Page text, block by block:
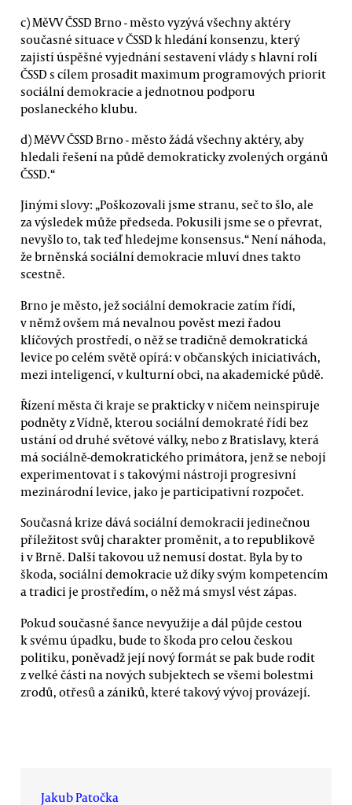
c) MěVV ČSSD Brno - město vyzývá všechny aktéry
současné situace v ČSSD k hledání konsenzu, který
zajistí úspěšné vyjednání sestavení vlády s hlavní rolí
ČSSD s cílem prosadit maximum programových priorit
sociální demokracie a jednotnou podporu
poslaneckého klubu.
d) MěVV ČSSD Brno - město žádá všechny aktéry, aby
hledali řešení na půdě demokraticky zvolených orgánů
ČSSD.“
Jinými slovy: „Poškozovali jsme stranu, seč to šlo, ale
za výsledek může předseda. Pokusili jsme se o převrat,
nevyšlo to, tak teď hledejme konsensus.“ Není náhoda,
že brněnská sociální demokracie mluví dnes takto
scestně.
Brno je město, jež sociální demokracie zatím řídí,
v němž ovšem má nevalnou pověst mezi řadou
klíčových prostředí, o něž se tradičně demokratická
levice po celém světě opírá: v občanských iniciativách,
mezi inteligencí, v kulturní obci, na akademické půdě.
Řízení města či kraje se prakticky v ničem neinspiruje
podněty z Vídně, kterou sociální demokraté řídí bez
ustání od druhé světové války, nebo z Bratislavy, která
má sociálně-demokratického primátora, jenž se nebojí
experimentovat i s takovými nástroji progresivní
mezinárodní levice, jako je participativní rozpočet.
Současná krize dává sociální demokracii jedinečnou
příležitost svůj charakter proměnit, a to republikově
i v Brně. Další takovou už nemusí dostat. Byla by to
škoda, sociální demokracie už díky svým kompetencím
a tradici je prostředím, o něž má smysl vést zápas.
Pokud současné šance nevyužije a dál půjde cestou
k svému úpadku, bude to škoda pro celou českou
politiku, poněvadž její nový formát se pak bude rodit
z velké části na nových subjektech se všemi bolestmi
zrodů, otřesů a zániků, které takový vývoj provázejí.
Jakub Patočka